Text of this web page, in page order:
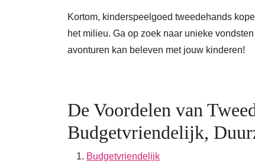
Kortom, kinderspeelgoed tweedehands
het milieu. Ga op zoek naar unieke
avonturen kan beleven met jouw kinderen!
De Voordelen van
Budgetvriendelijk,
Budgetvriendelijk